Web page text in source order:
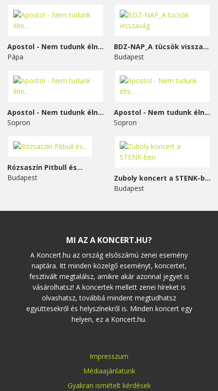
Apostol - Nem tudunk élni...
Pápa
BDZ-NAP_A tücsök visszavág
Budapest
Apostol - Nem tudunk élni...
Sopron
Apostol - Nem tudunk élni...
Sopron
Rózsaszín Pitbull és...
Budapest
Zuboly koncert a STENK-ben
Budapest
MI AZ A KONCERT.HU?
A Koncert.hu az ország elsőszámú zenei esemény
naptára. Itt minden közelgő eseményt, koncertet,
fesztivált megtalálsz, amikre akár azonnal jegyet is
vásárolhatsz! A koncertek mellett zenei híreket is
olvashatsz, továbbá mindent megtudhatsz
együttesekről és helyszínekről is. Minden koncert egy
helyen, ez a Koncert.hu.
Impresszum
Médiaajánlatunk
Gyakran ismételt kérdések